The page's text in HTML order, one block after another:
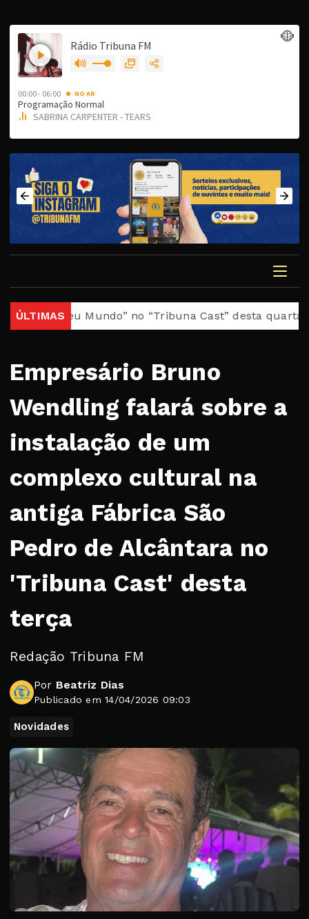
ÚLTIMAS
Mundo” no “Tribuna Cast” desta quarta Casa
Empresário Bruno
Wendling falará sobre a
instalação de um
complexo cultural na
antiga Fábrica São
Pedro de Alcântara no
'Tribuna Cast' desta
terça
Redação Tribuna FM
Por Beatriz Dias
Publicado em 14/04/2026 09:03
Novidades